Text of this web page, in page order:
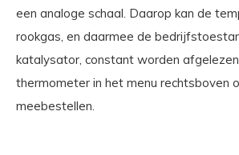
een analoge schaal. Daarop kan de
rookgas, en daarmee de
katalysator, constant worden
thermometer in het menu rechtsboven
meebestellen.